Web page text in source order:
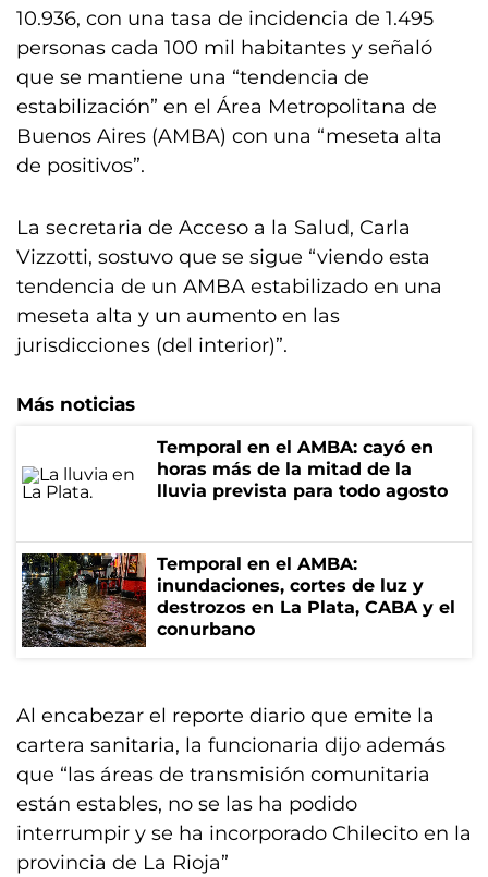
10.936, con una tasa de incidencia de 1.495
personas cada 100 mil habitantes y señaló
que se mantiene una “tendencia de
estabilización” en el Área Metropolitana de
Buenos Aires (AMBA) con una “meseta alta
de positivos”.
La secretaria de Acceso a la Salud, Carla
Vizzotti, sostuvo que se sigue “viendo esta
tendencia de un AMBA estabilizado en una
meseta alta y un aumento en las
jurisdicciones (del interior)”.
Más noticias
Temporal en el AMBA: cayó en
horas más de la mitad de la
lluvia prevista para todo agosto
Temporal en el AMBA:
inundaciones, cortes de luz y
destrozos en La Plata, CABA y el
conurbano
Al encabezar el reporte diario que emite la
cartera sanitaria, la funcionaria dijo además
que “las áreas de transmisión comunitaria
están estables, no se las ha podido
interrumpir y se ha incorporado Chilecito en la
provincia de La Rioja”